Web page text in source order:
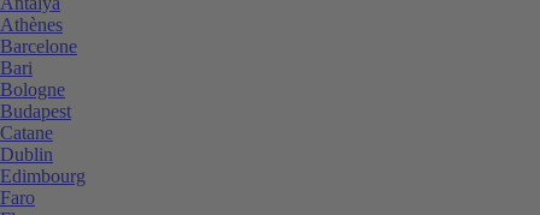
Athènes
Barcelone
Bari
Bologne
Budapest
Catane
Dublin
Edimbourg
Faro